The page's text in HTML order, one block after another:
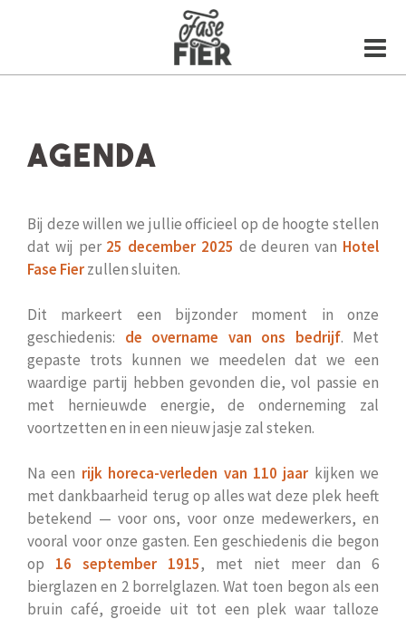
Agenda
Bij deze willen we jullie officieel op de hoogte stellen
dat wij per 25 december 2025 de deuren van Hotel
Fase Fierzullen sluiten.
Dit markeert een bijzonder moment in onze
geschiedenis: de overname van ons bedrijf. Met
gepaste trots kunnen we meedelen dat we een
waardige partij hebben gevonden die, vol passie en
met hernieuwde energie, de onderneming zal
voortzetten en in een nieuw jasje zal steken.
Na een rijk horeca-verleden van 110 jaar kijken we
met dankbaarheid terug op alles wat deze plek heeft
betekend — voor ons, voor onze medewerkers, en
vooral voor onze gasten. Een geschiedenis die begon
op 16 september 1915, met niet meer dan 6
bierglazen en 2 borrelglazen. Wat toen begon als een
bruin café, groeide uit tot een plek waar talloze